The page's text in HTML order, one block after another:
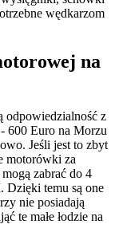
wędkarzom
na
odpowiedzialność z
600 Euro na Morzu
Jeśli jest to zbyt
motorówki za
zabrać do 4
Dzięki temu są one
nie posiadają
te małe łodzie na